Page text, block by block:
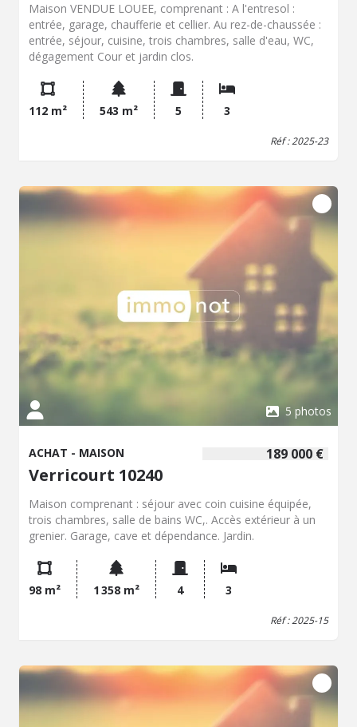
Maison VENDUE LOUEE, comprenant : A l'entresol :
entrée, garage, chaufferie et cellier. Au rez-de-chaussée :
entrée, séjour, cuisine, trois chambres, salle d'eau, WC,
dégagement Cour et jardin clos.
112 m² 543 m² 5 3
Réf : 2025-23
5 photos
189 000 €
ACHAT - MAISON
Verricourt 10240
Maison comprenant : séjour avec coin cuisine équipée,
trois chambres, salle de bains WC,. Accès extérieur à un
grenier. Garage, cave et dépendance. Jardin.
98 m² 1 358 m² 4 3
Réf : 2025-15